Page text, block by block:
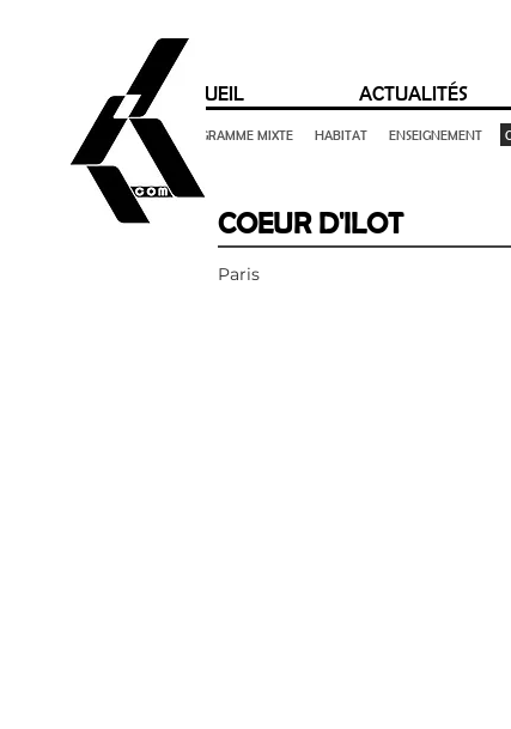
ACCUEIL ACTUALITÉS
TOUT PROGRAMME MIXTE HABITAT ENSEIGNEMENT
COEUR D'ILOT
Paris